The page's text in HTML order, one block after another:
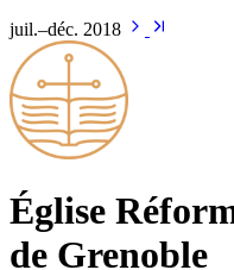
juil.–déc. 2018
Église
de Grenoble